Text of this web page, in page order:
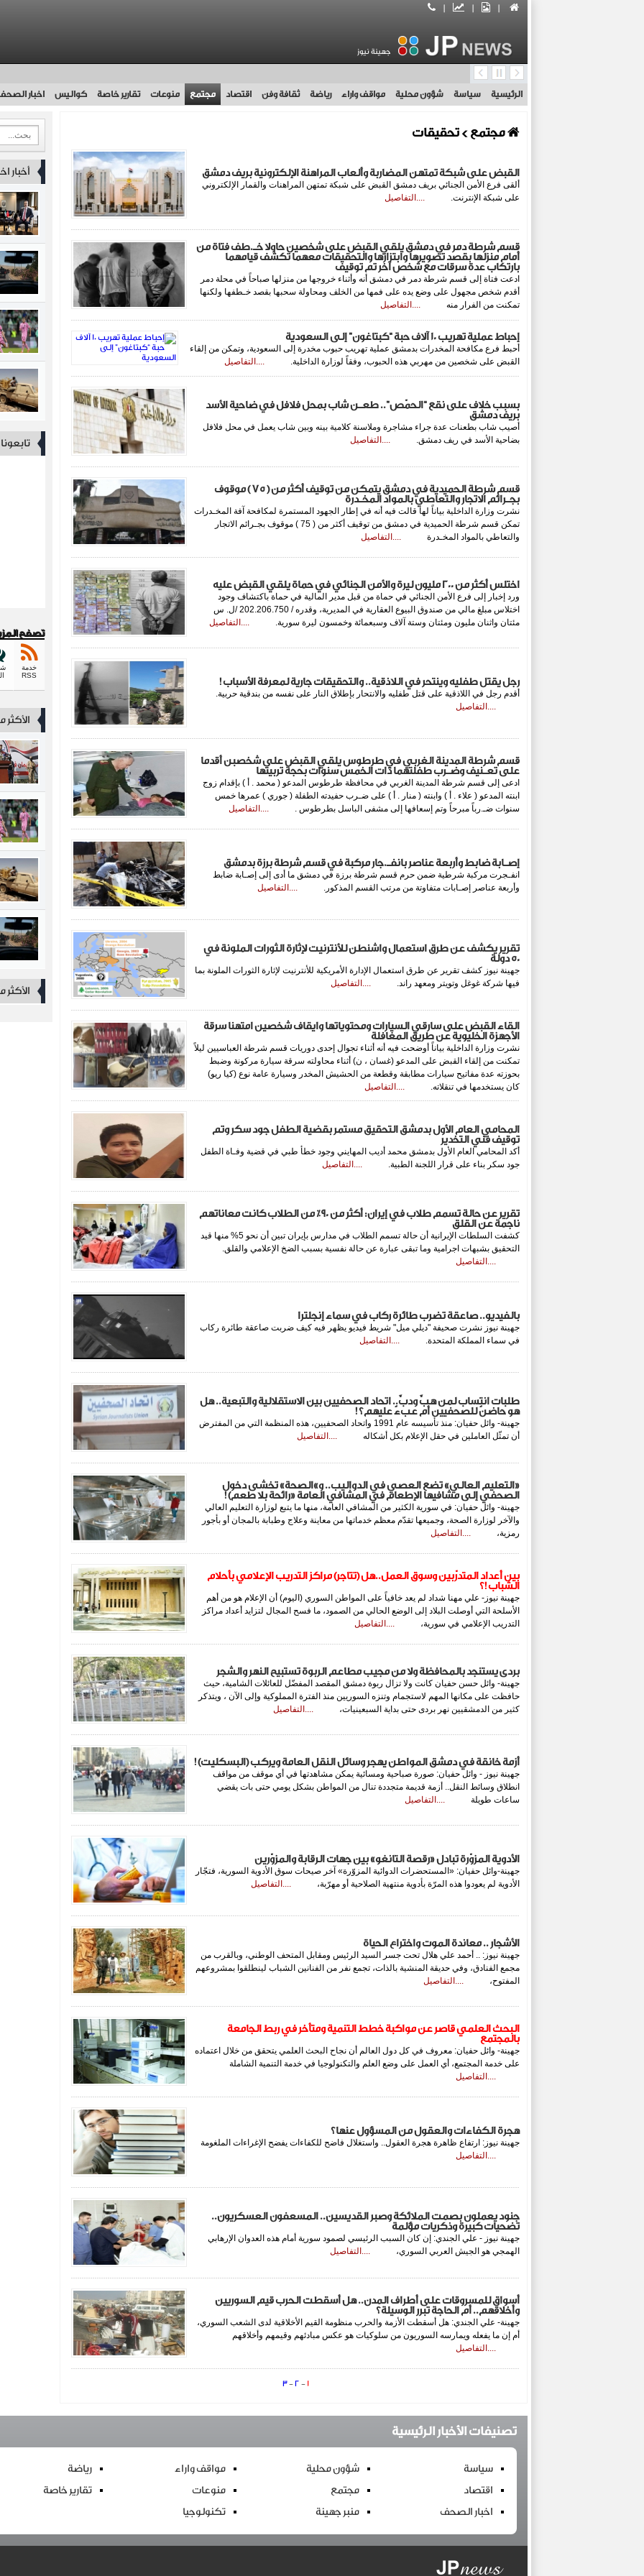
|
|
|
جهينة نيوز
الرئيسية سياسة شؤون محلية مواقف واراء رياضة ثقافة وفن اقتصاد مجتمع منوعات تقارير خاصة كواليس اخبار
مجتمع > تحقيقات
القبض على شبكة تمتهن المضاربة وألعاب المراهنة الإلكترونية بريف دمشق
ألقى فرع الأمن الجنائي بريف دمشق القبض على شبكة تمتهن المراهنات ‏والقمار الإلكتروني
على شبكة الإنترنت.‏ ....التفاصيل
قسم شرطة دمر في دمشق يلقي القبض على شخصين حاولا خـ.طف فتاة من
أمام منزلها بقصد تصويرها وابتزازها والتحقيقات معهما تكشف قيامهما
بارتكاب عدة سرقات مع شخص آخر تم توقيف
ادعت فتاة إلى قسم شرطة دمر في دمشق أنه وأثناء خروجها من منزلها صباحاً في محلة دمر
أقدم شخص مجهول على وضع يده على فمها من الخلف ومحاولة سحبها بقصد خـطفها ولكنها
تمكنت من الفرار منه ....التفاصيل
إحباط عملية تهريب 10 آلاف حبة “كبتاغون” إلى السعودية
أحبط فرع مكافحة المخدرات بدمشق عملية تهريب حبوب مخدرة إلى السعودية، وتمكن من إلقاء
القبض على شخصين من مهربي هذه الحبوب، وفقاً لوزارة الداخلية. ....التفاصيل
بسبب خلاف على نقع “الحمّص”.. طعـن شاب بمحل فلافل في ضاحية الأسد
بريف دمشق
أصيب شاب بطعنات عدة جراء مشاجرة وملاسنة كلامية بينه وبين شاب يعمل في محل فلافل
بضاحية الأسد في ريف دمشق. ....التفاصيل
قسم شرطة الحميدية في دمشق يتمكن من توقيف أكثر من ( 75 ) موقوف
بجـرائم الاتجار والتعاطي بالمواد المخـدرة
نشرت وزارة الداخلية بياناً لها قالت فيه أنه في إطار الجهود المستمرة لمكافحة آفة المخـدرات
تمكن قسم شرطة الحميدية في دمشق من توقيف أكثر من ( 75 ) موقوف بجـرائم الاتجار
والتعاطي بالمواد المخـدرة ....التفاصيل
اختلس أكثر من 200 مليون ليرة والأمن الجنائي في حماة يلقي القبض عليه
ورد إخبار إلى فرع الأمن الجنائي في حماة من قبل مدير المالية في حماة باكتشاف وجود
اختلاس مبلغ مالي من صندوق البيوع العقارية في المديرية، وقدره / 202.206.750 /ل. س
مئتان واثنان مليون ومئتان وستة آلاف وسبعمائة وخمسون ليرة سورية. ....التفاصيل
رجل يقتل طفليه وينتحر في اللاذقية.. والتحقيقات جارية لمعرفة الأسباب!
أقدم رجل في اللاذقية على قتل طفليه والانتحار بإطلاق النار على نفسه من بندقية حربية.
....التفاصيل
قسم شرطة المدينة الغربي في طرطوس يلقي القبض على شخصبن أقدما
على تعـنيف وضـرب طفلتهما ذات الخمس سنوات بحجة تربيتها
ادعى إلى قسم شرطة المدينة الغربي في محافظة طرطوس المدعو ( محمد . أ ) بإقدام زوج
ابنته المدعو ( علاء . أ ) وابنته ( منار . أ ) على ضـرب حفيدته الطفلة ( جوري ) عمرها خمس
سنوات ضـ.رباً مبرحاً وتم إسعافها إلى مشفى الباسل بطرطوس . ....التفاصيل
إصـابة ضابط وأربعة عناصر بانفـ.جار مركبة في قسم شرطة برزة بدمشق
انفـجرت مركبة شرطية ضمن حرم قسم شرطة برزة في دمشق ما أدى إلى إصـابة ضابط
وأربعة عناصر إصـابات متفاوتة من مرتب القسم المذكور. ....التفاصيل
تقرير يكشف عن طرق استعمال واشنطن للأنترنيت لإثارة الثورات الملونة في
50 دولة
جهينة نيوز كشف تقرير عن طرق استعمال الإدارة الأمريكية للأنترنيت لإثارة الثورات الملونة بما
فيها شركة غوغل وتويتر ومعهد راند. ....التفاصيل
القاء القبض على سارقي السيارات ومحتوياتها وايقاف شخصين امتهنا سرقة
الأجهزة الخليوية عن طريق المغافلة
نشرت وزارة الداخلية بياناً أوضحت فيه أنه أثناء تجوال إحدى دوريات قسم شرطة العباسيين ليلاً
تمكنت من إلقاء القبض على المدعو (غسان ، ن) أثناء محاولته سرقة سيارة مركونة وضبط
بحوزته عدة مفاتيح سيارات مطابقة وقطعة من الحشيش المخدر وسيارة عامة نوع (كيا ريو)
كان يستخدمها في تنقلاته. ....التفاصيل
المحامي العام الأول بدمشق التحقيق مستمر بقضية الطفل جود سكر وتم
توقيف فني التخدير
أكد المحامي العام الأول بدمشق محمد أديب المهايني وجود خطأ طبي في قضية وفـاة الطفل
جود سكر بناء على قرار اللجنة الطبية. ....التفاصيل
تقرير عن حالة تسمم طلاب في إيران: أكثر من 90٪ من الطلاب كانت معاناتهم
ناجمة عن القلق
كشفت السلطات الإيرانية أن حالة تسمم الطلاب في مدارس بإيران تبين أن نحو 5% منها قيد
التحقيق بشبهات اجرامية وما تبقى عبارة عن حالة نفسية بسبب الضخ الإعلامي والقلق.
....التفاصيل
بالفيديو.. صاعقة تضرب طائرة ركاب في سماء إنجلترا
جهينة نيوز نشرت صحيفة "ديلي ميل" شريط فيديو يظهر فيه كيف ضربت صاعقة طائرة ركاب
في سماء المملكة المتحدة. ....التفاصيل
طلبات انتساب لمن هبَّ ودبَّ.. اتحاد الصحفيين بين الاستقلالية والتبعية.. هل
هو حاضنٌ للصحفيين أم عبءٌ عليهم؟!
جهينة- وائل حفيان: منذ تأسيسه عام 1991 واتحاد الصحفيين، هذه المنظمة التي من المفترض
أن تمثّل العاملين في حقل الإعلام بكل أشكاله ....التفاصيل
«التعليم العالي» تضع العصي في الدواليب.. و»الصحة» تخشى دخول
الصحفي إلى مشافيها الإطعام في المشافي العامة «رائحة بلا طعم)!
جهينة- وائل حفيان: في سورية الكثير من المشافي العامة، منها ما يتبع لوزارة التعليم العالي
والآخر لوزارة الصحة، وجميعها تقدّم معظم خدماتها من معاينة وعلاج وطبابة بالمجان أو بأجور
رمزية، ....التفاصيل
بين أعداد المتدرّبين وسوق العمل..هل (تتاجر) مراكز التدريب الإعلامي بأحلام
الشباب!؟
جهينة نيوز- علي مهنا شداد لم يعد خافياً على المواطن السوري (اليوم) أن الإعلام هو من أهم
الأسلحة التي أوصلت البلاد إلى الوضع الحالي من الصمود، ما فسح المجال لتزايد أعداد مراكز
التدريب الإعلامي في سورية، ....التفاصيل
بردى يستنجد بالمحافظة ولا من مجيب مطاعم الربوة تستبيح النهر والشجر
جهينة- وائل حسن حفيان كانت ولا تزال ربوة دمشق المقصد المفضّل للعائلات الشامية، حيث
حافظت على مكانها المهم لاستجمام وتنزه السوريين منذ الفترة المملوكية وإلى الآن ، ويتذكر
كثير من الدمشقيين نهر بردى حتى بداية السبعينيات، ....التفاصيل
أزمة خانقة في دمشق المواطن يهجر وسائل النقل العامة ويركب (البسكليت)!
جهينة نيوز - وائل حفيان: صورة صباحية ومسائية يمكن مشاهدتها في أي موقف من مواقف
انطلاق وسائط النقل.. أزمة قديمة متجددة تنال من المواطن بشكل يومي حتى بات يقضي
ساعات طويلة ....التفاصيل
الأدوية المزوّرة تبادل «رقصة التانغو» بين جهات الرقابة والمزوّرين
جهينة-وائل حفيان: «المستحضرات الدوائية المزوّرة» آخر صيحات سوق الأدوية السورية، فتجّار
الأدوية لم يعودوا هذه المرّة بأدوية منتهية الصلاحية أو مهرّبة، ....التفاصيل
الأشجار .. معاندة الموت واختراع الحياة
جهينة نيوز: .. أحمد علي هلال تحت جسر السيد الرئيس ومقابل المتحف الوطني، وبالقرب من
مجمع الفنادق، وفي حديقة المنشية بالذات، تجمع نفر من الفنانين الشباب لينطلقوا بمشروعهم
المفتوح، ....التفاصيل
البحث العلمي قاصر عن مواكبة خطط التنمية ومتأخر في ربط الجامعة
بالمجتمع
جهينة- وائل حفيان: معروف في كل دول العالم أن نجاح البحث العلمي يتحقق من خلال اعتماده
على خدمة المجتمع، أي العمل على وضع العلم والتكنولوجيا في خدمة التنمية الشاملة
....التفاصيل
هجرة الكفاءات والعقول من المسؤول عنها؟
جهينة نيوز: ارتفاع ظاهرة هجرة العقول.. واستغلال فاضح للكفاءات يفضح الإغراءات الملغومة
....التفاصيل
جنود يعملون بصمت الملائكة وصبر القديسين.. المسعفون العسكريون..
تضحيات كبيرة وذكريات مؤلمة
جهينة نيوز - علي الجندي: إن كان السبب الرئيسي لصمود سورية أمام هذه العدوان الإرهابي
الهمجي هو الجيش العربي السوري، ....التفاصيل
أسواق للمسروقات على أطراف المدن.. هل أسقطت الحرب قيم السوريين
وأخلاقهم.. أم الحاجة تبرر الوسيلة؟
جهينة- علي الجندي: هل أسقطت الأزمة والحرب منظومة القيم الأخلاقية لدى الشعب السوري،
أم إن ما يفعله ويمارسه السوريون من سلوكيات هو عكس مبادئهم وقيمهم وأخلاقهم
....التفاصيل
1
-
2
-
3
أخبار
تصفح
خدمة
RSS
الأكثر
تصنيفات الأخبار الرئيسية
سياسة شؤون محلية مواقف واراء رياضة
اقتصاد
مجتمع منوعات تقارير خاصة
اخبار الصحف
منبر جهينة تكنولوجيا